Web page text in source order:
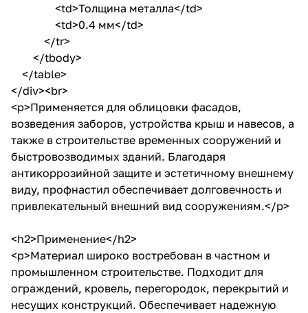
<td>Толщина металла</td>
<td>0.4 мм</td>
</tr>
</tbody>
</table>
</div><br>
<p>Применяется для облицовки фасадов,
возведения заборов, устройства крыш и навесов, а
также в строительстве временных сооружений и
быстровозводимых зданий. Благодаря
антикоррозийной защите и эстетичному внешнему
виду, профнастил обеспечивает долговечность и
привлекательный внешний вид сооружениям.</p>
<h2>Применение</h2>
<p>Материал широко востребован в частном и
промышленном строительстве. Подходит для
ограждений, кровель, перегородок, перекрытий и
несущих конструкций. Обеспечивает надежную